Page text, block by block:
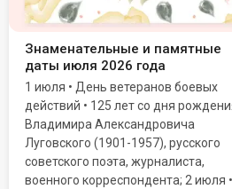
Знаменательные и памятные
даты июля 2026 года
1 июля • День ветеранов боевых
действий • 125 лет со дня
Владимира Александровича
Луговского (1901-1957), русского
советского поэта, журналиста,
военного корреспондента; 2 июля •